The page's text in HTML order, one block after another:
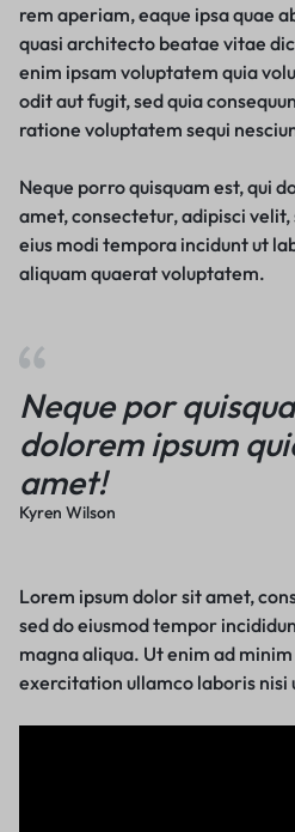
rem aperiam, eaque ipsa quae
quasi architecto beatae vitae
enim ipsam voluptatem quia
odit aut fugit, sed quia
ratione voluptatem sequi
Neque porro quisquam est, qui
amet, consectetur, adipisci velit,
eius modi tempora incidunt ut
aliquam quaerat voluptatem.
Neque por
dolorem ipsum
amet!
Kyren Wilson
Lorem ipsum dolor sit amet,
sed do eiusmod tempor
magna aliqua. Ut enim ad
exercitation ullamco laboris nisi